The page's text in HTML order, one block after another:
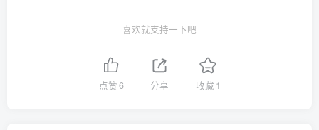
喜欢就支持一下吧
点赞6 分享 收藏 1